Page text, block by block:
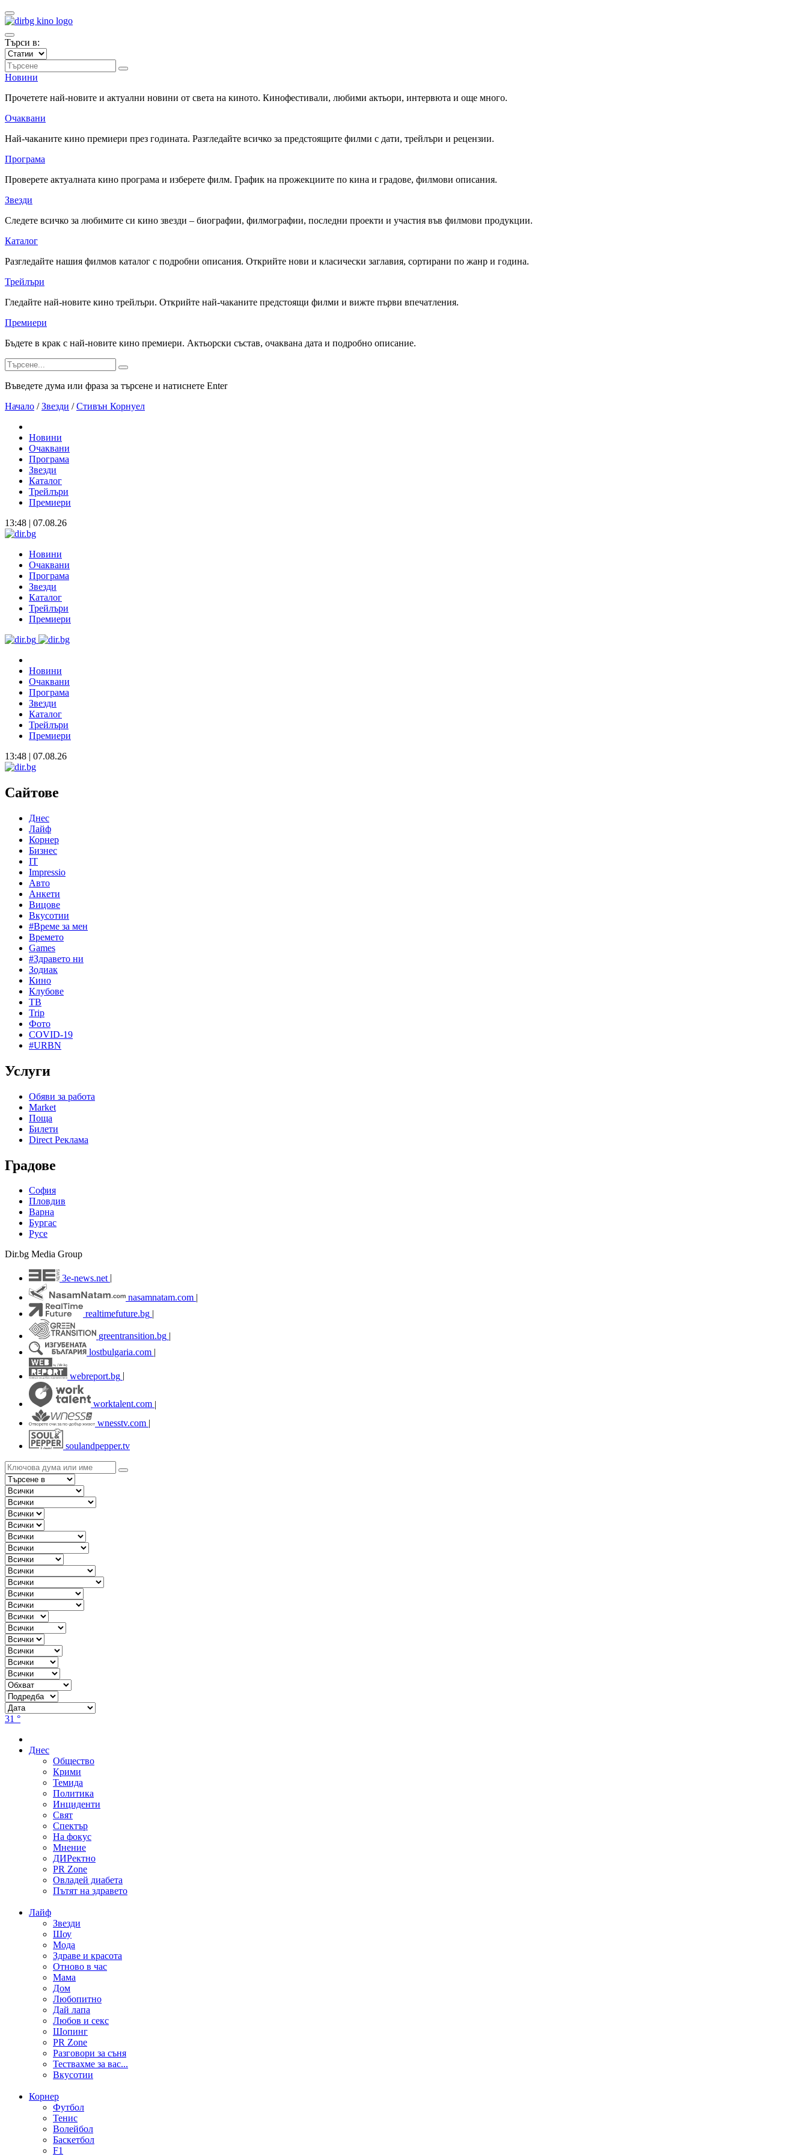
Търси в:
Новини
Прочетете най-новите и актуални новини от света на киното. Кинофестивали, любими актьори, интервюта и още много.
Очаквани
Най-чаканите кино премиери през годината. Разгледайте всичко за предстоящите филми с дати, трейлъри и рецензии.
Програма
Проверете актуалната кино програма и изберете филм. График на прожекциите по кина и градове, филмови описания.
Звезди
Следете всичко за любимите си кино звезди – биографии, филмографии, последни проекти и участия във филмови продукции.
Каталог
Разгледайте нашия филмов каталог с подробни описания. Открийте нови и класически заглавия, сортирани по жанр и година.
Трейлъри
Гледайте най-новите кино трейлъри. Открийте най-чаканите предстоящи филми и вижте първи впечатления.
Премиери
Бъдете в крак с най-новите кино премиери. Актьорски състав, очаквана дата и подробно описание.
Въведете дума или фраза за търсене и натиснете Enter
Начало / Звезди / Стивън Корнуел
Новини
Очаквани
Програма
Звезди
Каталог
Трейлъри
Премиери
13:48 | 07.08.26
Новини
Очаквани
Програма
Звезди
Каталог
Трейлъри
Премиери
Новини
Очаквани
Програма
Звезди
Каталог
Трейлъри
Премиери
13:48 | 07.08.26
Сайтове
Днес
Лайф
Корнер
Бизнес
IT
Impressio
Авто
Анкети
Вицове
Вкусотии
#Време за мен
Времето
Games
#Здравето ни
Зодиак
Кино
Клубове
ТВ
Trip
Фото
COVID-19
#URBN
Услуги
Обяви за работа
Market
Поща
Билети
Direct Реклама
Градове
София
Пловдив
Варна
Бургас
Русе
Dir.bg Media Group
3e-news.net
nasamnatam.com |
realtimefuture.bg |
greentransition.bg |
lostbulgaria.com |
webreport.bg
worktalent.com |
wnesstv.com |
soulandpepper.tv
31 °
Днес
Общество
Крими
Темида
Политика
Инциденти
Свят
Спектър
На фокус
Мнение
ДИРектно
PR Zone
Овладей диабета
Пътят на здравето
Лайф
Звезди
Шоу
Мода
Здраве и красота
Отново в час
Мама
Дом
Любопитно
Дай лапа
Любов и секс
Шопинг
PR Zone
Разговори за съня
Тествахме за вас...
Вкусотии
Корнер
Футбол
Тенис
Волейбол
Баскетбол
F1